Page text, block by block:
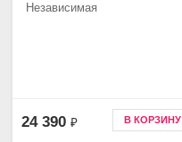
Независимая
24 390 ₽ В КОРЗИНУ